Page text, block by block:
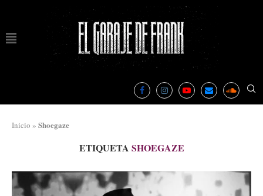
Inicio » Shoegaze
ETIQUETA SHOEGAZE